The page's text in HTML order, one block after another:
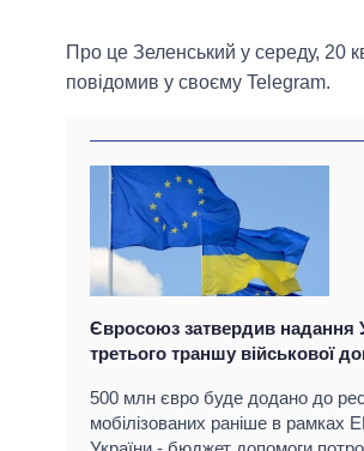
Про це Зеленський у середу, 20
повідомив у своєму Telegram.
Євросоюз затвердив надання
третього траншу військової
500 млн євро буде додано до
мобілізованих раніше в рамках